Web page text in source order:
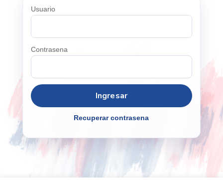
Usuario
Contrasena
Recuperar contrasena